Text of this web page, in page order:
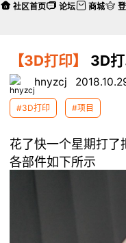
【3D打印】 3D
hnyzcj
#3D打印 #项目
花了快一个星期打了
各部件如下所示
社区首页 论坛 商城